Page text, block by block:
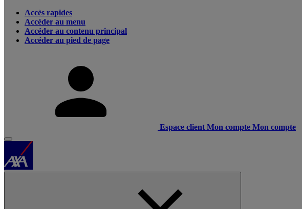
Accès rapides
Accéder au menu
Accéder au contenu principal
Accéder au pied de page
Espace client Mon compte Mon compte